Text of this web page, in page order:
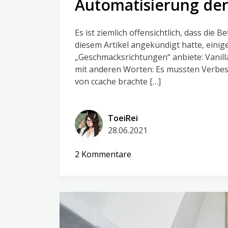
Automatisierung
Es ist ziemlich offensichtlich, dass die
diesem Artikel angekündigt hatte,
„Geschmacksrichtungen“ anbiete:
mit anderen Worten: Es mussten
von ccache brachte […]
ToeiRei
28.06.2021
2 Kommentare